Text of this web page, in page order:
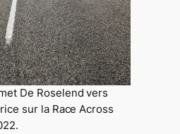
De Roselend vers
sur la Race Across